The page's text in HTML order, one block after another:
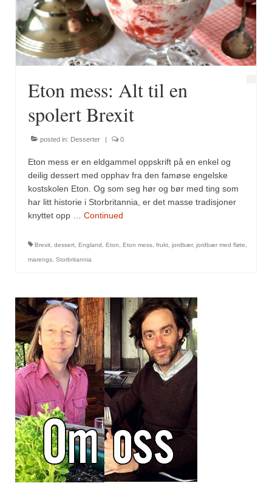
Fugl
Gryteretter
Snacks
Supper
Olivenolje, oppskrifter
Krydder, oppskrifter
Albóndigaskrydder
Bouquet garni
Cajunkrydder, mildt
Cajunkrydder, sterkt
Estragon
Guindillas
Herbes de Provence
Kjørvel
Krøderens husmannsmiks
Løpstikke
Eton mess: Alt til en
spolert Brexit
posted in: Desserter | 0
Eton mess er en eldgammel oppskrift på en enkel og
deilig dessert med opphav fra den famøse engelske
kostskolen Eton. Og som seg hør og bør med ting som
har litt historie i Storbritannia, er det masse tradisjoner
knyttet opp … Continued
Brexit dessert England Eton Eton mess frukt jordbær, jordbær med fløte
marengs Storbritannia